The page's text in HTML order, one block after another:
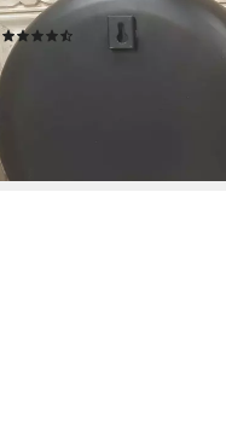
Geschenk Deko Idee
49,95 €